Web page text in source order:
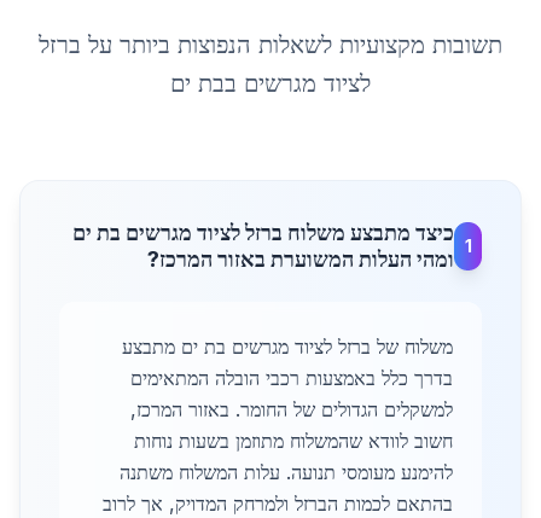
תשובות מקצועיות לשאלות הנפוצות ביותר על ברזל
לציוד מגרשים בבת ים
1
כיצד מתבצע משלוח ברזל לציוד מגרשים בת ים
ומהי העלות המשוערת באזור המרכז?
משלוח של ברזל לציוד מגרשים בת ים מתבצע
בדרך כלל באמצעות רכבי הובלה המתאימים
למשקלים הגדולים של החומר. באזור המרכז,
חשוב לוודא שהמשלוח מתוזמן בשעות נוחות
להימנע מעומסי תנועה. עלות המשלוח משתנה
בהתאם לכמות הברזל ולמרחק המדויק, אך לרוב